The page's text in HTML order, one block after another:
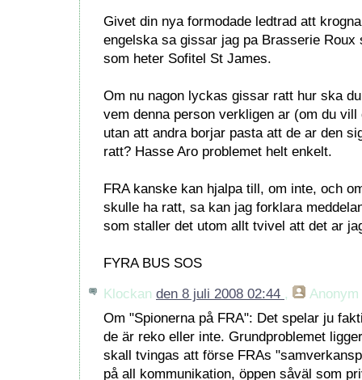
Givet din nya formodade ledtrad att
engelska sa gissar jag pa Brasserie Roux
som heter Sofitel St James.
Om nu nagon lyckas gissar ratt hur ska
vem denna person verkligen ar (om du vill
utan att andra borjar pasta att de ar den
ratt? Hasse Aro problemet helt enkelt.
FRA kanske kan hjalpa till, om inte, och
skulle ha ratt, sa kan jag forklara
som staller det utom allt tvivel att det ar
FYRA BUS SOS
Klockan den 8 juli 2008 02:44 , Anonym
Om "Spionerna på FRA": Det spelar ju
de är reko eller inte. Grundproblemet
skall tvingas att förse FRAs
på all kommunikation, öppen såväl som